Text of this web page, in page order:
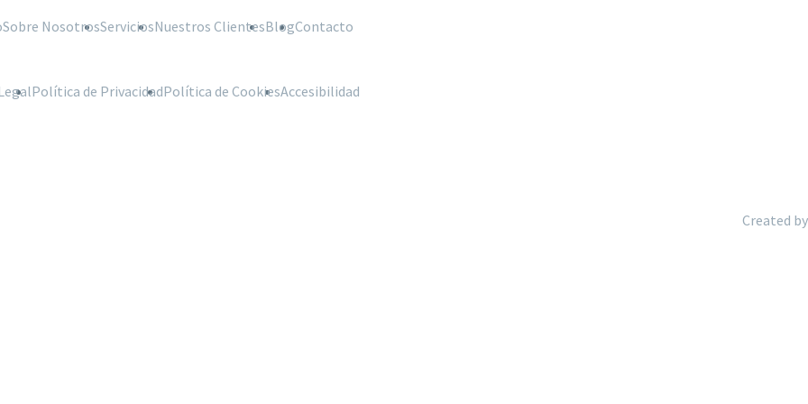
Sobre NosotrosServiciosNuestros ClientesBlogContacto
Política de PrivacidadPolítica de CookiesAccesibilidad
Created by